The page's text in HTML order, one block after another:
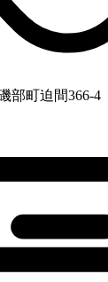
部町迫間366-4